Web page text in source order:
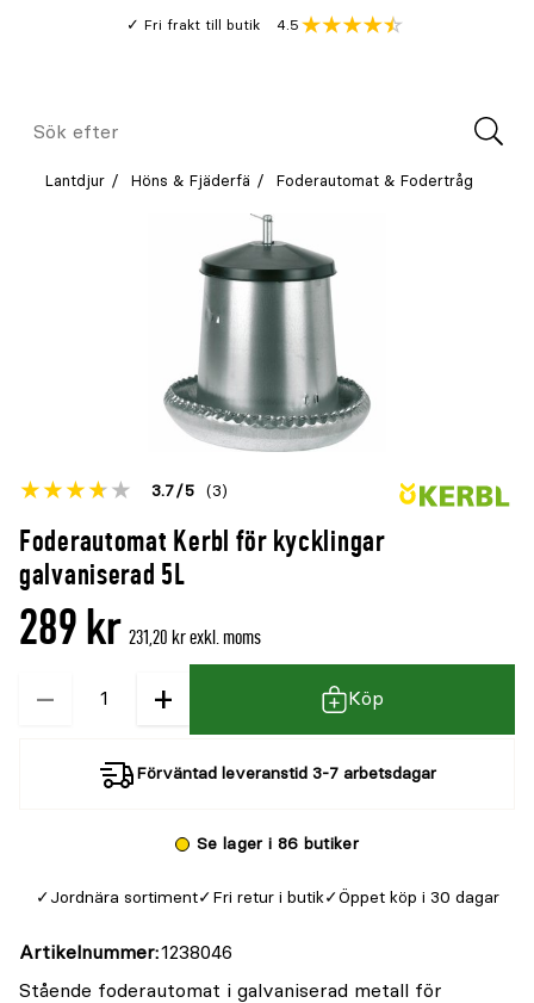
Fri frakt till butik
Genomsnitt
4.5
Meny
Sök
Lantdjur Höns & Fjäderfä Foderautomat & Fodertråg
Foderautomat Kerbl för kycklingar
galvaniserad 5L
Betyget
denna
produkt
av
3.7 5 (3)
Öppna
recensioner
289 kr 231,20 kr exkl. moms
−
Kvantitet + Köp
Förväntad leveranstid 3-7 arbetsdagar
Se lager i 86 butiker
Jordnära sortiment Fri retur i butik Öppet köp i 30 dagar
Artikelnummer 1238046
Stående foderautomat i galvaniserad metall för